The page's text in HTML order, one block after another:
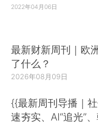
2022年04月06日
最新财新周刊｜欧
了什么？
2026年08月09日
{{最新周刊导播｜
速夯实、AI“追光”